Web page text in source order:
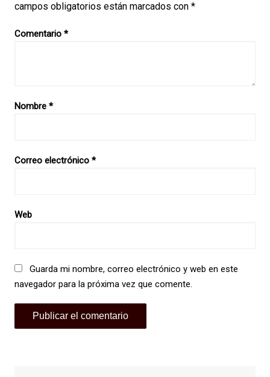
campos obligatorios están marcados con *
Comentario *
Nombre *
Correo electrónico *
Web
Guarda mi nombre, correo electrónico y web en este
navegador para la próxima vez que comente.